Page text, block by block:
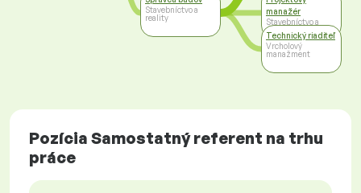
Stavebníctvo a
reality
manažér
Stavebníctvo a
reality
Technický riaditeľ
Vrcholový
manažment
Pozícia Samostatný referent na trhu
práce